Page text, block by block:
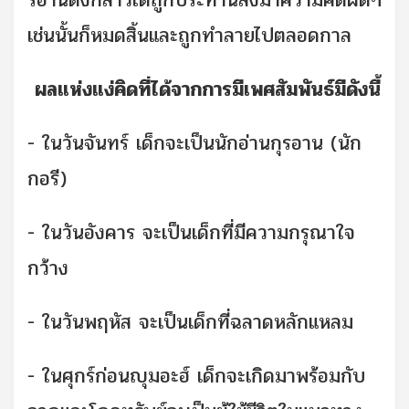
เช่นนั้นก็หมดสิ้นและถูกทำลายไปตลอดกาล
ผลแห่งแง่คิดที่ได้จากการมีเพศสัมพันธ์มีดังนี้
- ในวันจันทร์ เด็กจะเป็นนักอ่านกุรอาน (นัก
กอรี)
- ในวันอังคาร จะเป็นเด็กที่มีความกรุณาใจ
กว้าง
- ในวันพฤหัส จะเป็นเด็กที่ฉลาดหลักแหลม
- ในศุกร์ก่อนญุมอะฮ์ เด็กจะเกิดมาพร้อมกับ